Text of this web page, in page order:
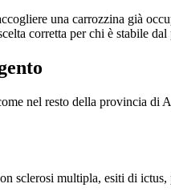
una carrozzina già
corretta per chi è stabile
nel resto della provincia di
sclerosi multipla, esiti di